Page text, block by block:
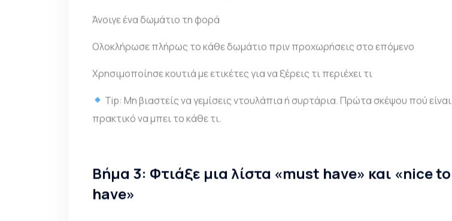
Άνοιγε ένα δωμάτιο τη φορά
Ολοκλήρωσε πλήρως το κάθε δωμάτιο πριν προχωρήσεις στο επόμενο
Χρησιμοποίησε κουτιά με ετικέτες για να ξέρεις τι περιέχει τι
Tip: Μη βιαστείς να γεμίσεις ντουλάπια ή συρτάρια. Πρώτα σκέψου πού είναι
πρακτικό να μπει το κάθε τι.
Βήμα 3: Φτιάξε μια λίστα «must have» και «nice to
have»